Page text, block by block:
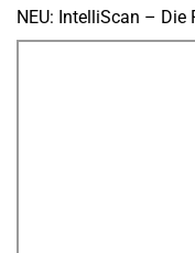
NEU: IntelliScan – Die